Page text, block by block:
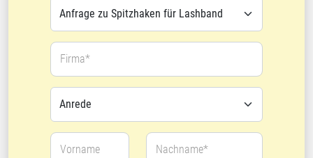
Firma*
Vorname Nachname*